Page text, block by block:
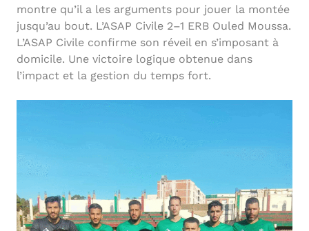
montre qu’il a les arguments pour jouer la montée
jusqu’au bout. L’ASAP Civile 2–1 ERB Ouled Moussa.
L’ASAP Civile confirme son réveil en s’imposant à
domicile. Une victoire logique obtenue dans
l’impact et la gestion du temps fort.